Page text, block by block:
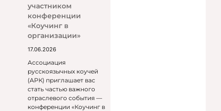
участником
конференции
«Коучинг в
организации»
17.06.2026
Ассоциация
русскоязычных коучей
(АРК) приглашает вас
стать частью важного
отраслевого события —
конференции «Коучинг в